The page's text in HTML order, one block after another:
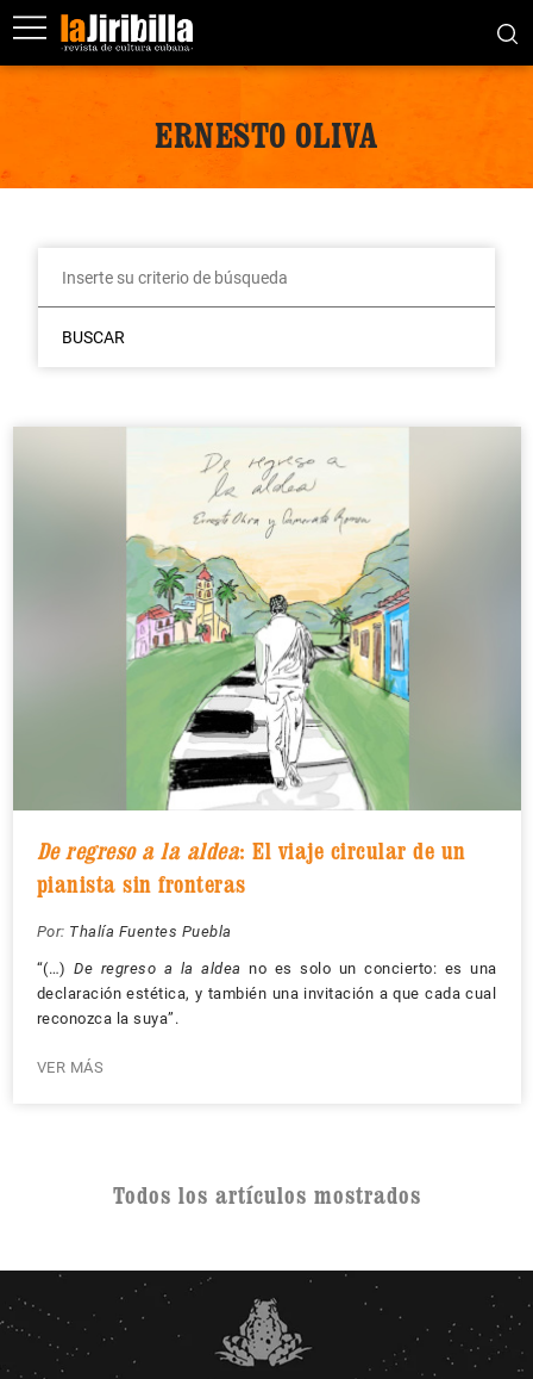
ERNESTO OLIVA
BUSCAR
De regreso a la aldea: El viaje circular de un
pianista sin fronteras
Por: Thalía Fuentes Puebla
“(…) De regreso a la aldea no es solo un concierto: es una
declaración estética, y también una invitación a que cada cual
reconozca la suya”.
VER MÁS
Todos los artículos mostrados